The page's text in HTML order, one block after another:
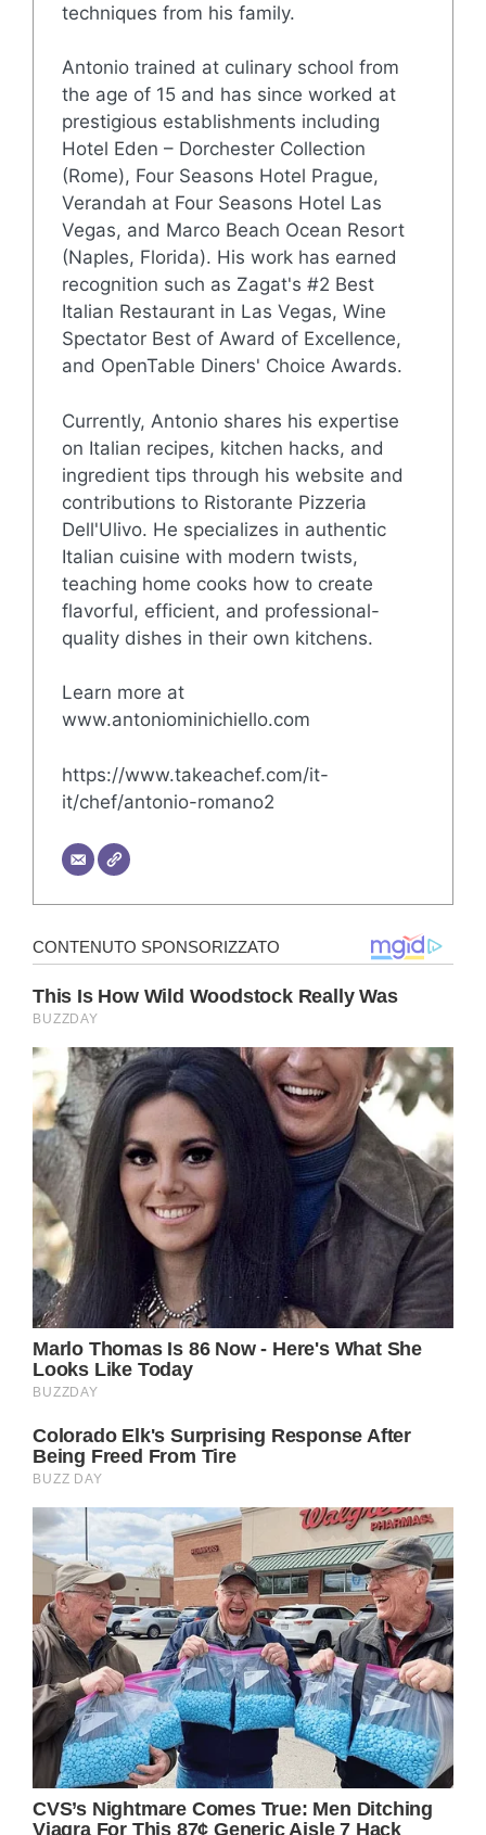
techniques from his family.
Antonio trained at culinary school from
the age of 15 and has since worked at
prestigious establishments including
Hotel Eden – Dorchester Collection
(Rome), Four Seasons Hotel Prague,
Verandah at Four Seasons Hotel Las
Vegas, and Marco Beach Ocean Resort
(Naples, Florida). His work has earned
recognition such as Zagat's #2 Best
Italian Restaurant in Las Vegas, Wine
Spectator Best of Award of Excellence,
and OpenTable Diners' Choice Awards.
Currently, Antonio shares his expertise
on Italian recipes, kitchen hacks, and
ingredient tips through his website and
contributions to Ristorante Pizzeria
Dell'Ulivo. He specializes in authentic
Italian cuisine with modern twists,
teaching home cooks how to create
flavorful, efficient, and professional-
quality dishes in their own kitchens.
Learn more at
www.antoniominichiello.com
https://www.takeachef.com/it-
it/chef/antonio-romano2